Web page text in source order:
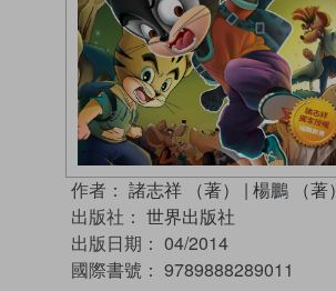
作者： 諸志祥 （著） | 楊鵬 （著）
出版社： 世界出版社
出版日期： 04/2014
國際書號： 9789888289011